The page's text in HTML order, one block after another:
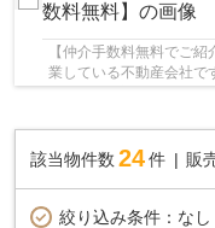
【仲介手数料無料でご
業している不動産会社で
該当物件数 24件 販
絞り込み条件： なし